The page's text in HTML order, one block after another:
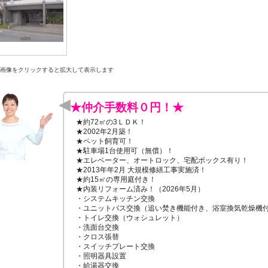
像をクリックすると拡大して表示します
★仲介手数料０円！★
★約72㎡の3ＬＤＫ！
★2002年2月築！
★ペット飼育可！
★駐車場1台使用可（無償）！
★エレベーター、オートロック、宅配ボックス有り！
★2013年年2月 大規模修繕工事実施済！
★約15㎡の専用庭付き！
★内装リフォーム済み！（2026年5月）
・システムキッチン交換
・ユニットバス交換（追い焚き機能付き、浴室換気乾燥機
・トイレ交換（ウォシュレット）
・洗面台交換
・クロス張替
・スイッチプレート交換
・照明器具設置
・給湯器交換